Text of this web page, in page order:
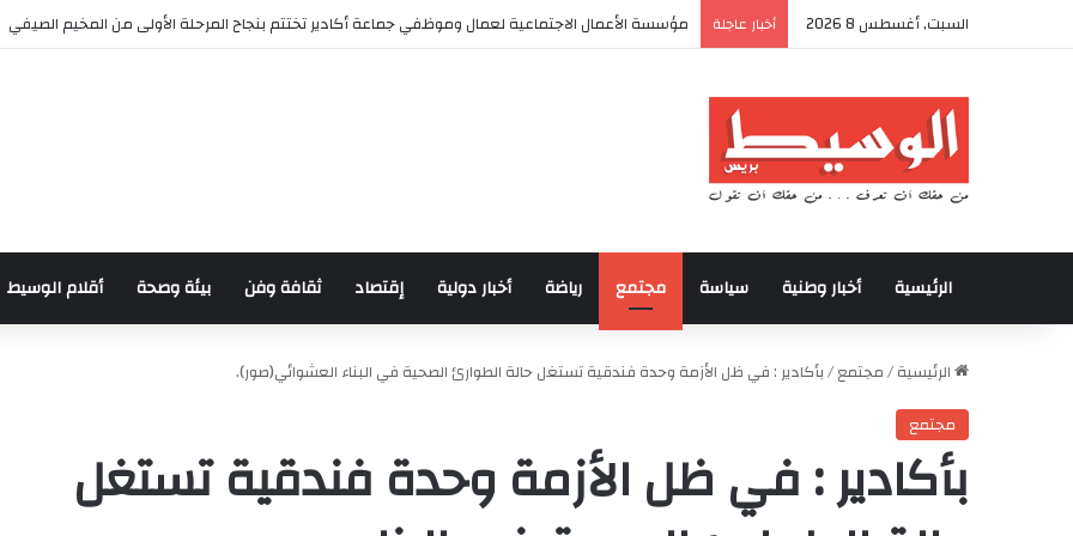
السبت, أغسطس 8 2026 أخبار عاجلة أكادير تحتضن كأس العرش للدراجات بمناسبة الذكرى السابعة والعشرين لعيد العرش المجيد
الرئيسية أخبار وطنية سياسة مجتمع رياضة أخبار دولية إقتصاد ثقافة وفن بيئة وصحة أقلام الوسيط
الرئيسية/مجتمع/بأكادير : في ظل الأزمة وحدة فندقية تستغل حالة الطوارئ الصحية في البناء العشوائي(صور).
مجتمع
بأكادير : في ظل الأزمة وحدة فندقية تستغل